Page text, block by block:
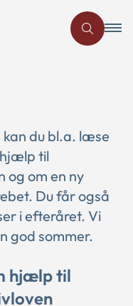
kan du bl.a. læse
til
og om en ny
Du får også
i efteråret. Vi
god sommer.
hjælp til